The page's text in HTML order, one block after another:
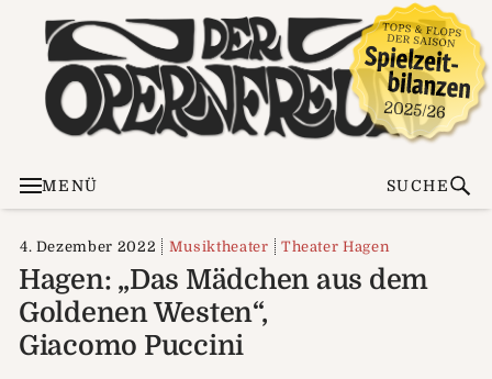
MENÜ SUCHE
4. Dezember 2022 Musiktheater Theater Hagen
Hagen: „Das Mädchen aus dem
Goldenen Westen“,
Giacomo Puccini